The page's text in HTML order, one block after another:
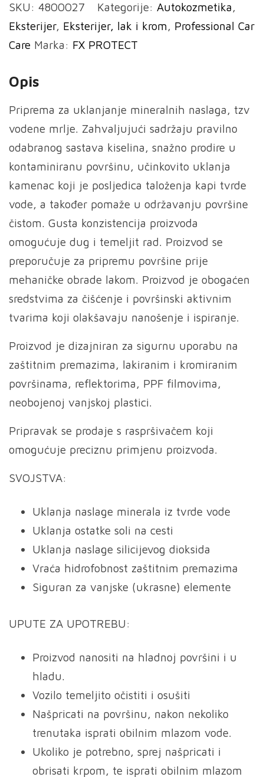
Spot
Remover
-
uklanjanje
tragova
kamenca
500ml
količina
SKU: 4800027 Kategorije: Autokozmetika,
Eksterijer, Eksterijer, lak i krom, Professional Car
Care Marka: FX PROTECT
Opis
Priprema za uklanjanje mineralnih naslaga, tzv
vodene mrlje. Zahvaljujući sadržaju pravilno
odabranog sastava kiselina, snažno prodire u
kontaminiranu površinu, učinkovito uklanja
kamenac koji je posljedica taloženja kapi tvrde
vode, a također pomaže u održavanju površine
čistom. Gusta konzistencija proizvoda
omogućuje dug i temeljit rad. Proizvod se
preporučuje za pripremu površine prije
mehaničke obrade lakom. Proizvod je obogaćen
sredstvima za čišćenje i površinski aktivnim
tvarima koji olakšavaju nanošenje i ispiranje.
Proizvod je dizajniran za sigurnu uporabu na
zaštitnim premazima, lakiranim i kromiranim
površinama, reflektorima, PPF filmovima,
neobojenoj vanjskoj plastici.
Pripravak se prodaje s raspršivačem koji
omogućuje preciznu primjenu proizvoda.
SVOJSTVA:
Uklanja naslage minerala iz tvrde vode
Uklanja ostatke soli na cesti
Uklanja naslage silicijevog dioksida
Vraća hidrofobnost zaštitnim premazima
Siguran za vanjske (ukrasne) elemente
UPUTE ZA UPOTREBU:
Proizvod nanositi na hladnoj površini i u
hladu.
Vozilo temeljito očistiti i osušiti
Našpricati na površinu, nakon nekoliko
trenutaka isprati obilnim mlazom vode.
Ukoliko je potrebno, sprej našpricati i
obrisati krpom, te isprati obilnim mlazom